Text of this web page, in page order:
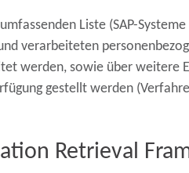
Liste (SAP-
verarbeiteten
werden, sowie über weitere
gestellt werden
Retrieval